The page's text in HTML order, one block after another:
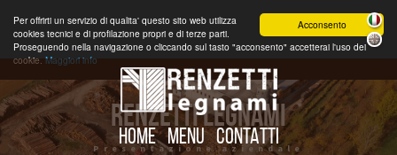
Acconsento
Per offrirti un servizio di qualita' questo sito web utilizza
cookies tecnici e di profilazione propri e di terze parti.
Proseguendo nella navigazione o cliccando sul tasto "acconsento" accetterai l'uso dei
cookie.Maggiori info
HOME MENU CONTATTI
RENZETTI LEGNAMI
Presentazione aziendale